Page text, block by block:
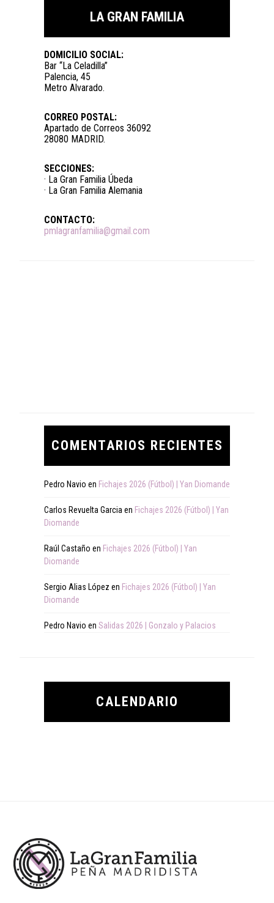
LA GRAN FAMILIA
DOMICILIO SOCIAL:
Bar “La Celadilla”
Palencia, 45
Metro Alvarado.
CORREO POSTAL:
Apartado de Correos 36092
28080 MADRID.
SECCIONES:
· La Gran Familia Úbeda
· La Gran Familia Alemania
CONTACTO:
pmlagranfamilia@gmail.com
COMENTARIOS RECIENTES
Pedro Navio en Fichajes 2026 (Fútbol) | Yan Diomande
Carlos Revuelta Garciaen Fichajes 2026 (Fútbol) | Yan
Diomande
Raúl Castaño en Fichajes 2026 (Fútbol) | Yan
Diomande
Sergio Alias López en Fichajes 2026 (Fútbol) | Yan
Diomande
Pedro Navio en Salidas 2026 | Gonzalo y Palacios
CALENDARIO